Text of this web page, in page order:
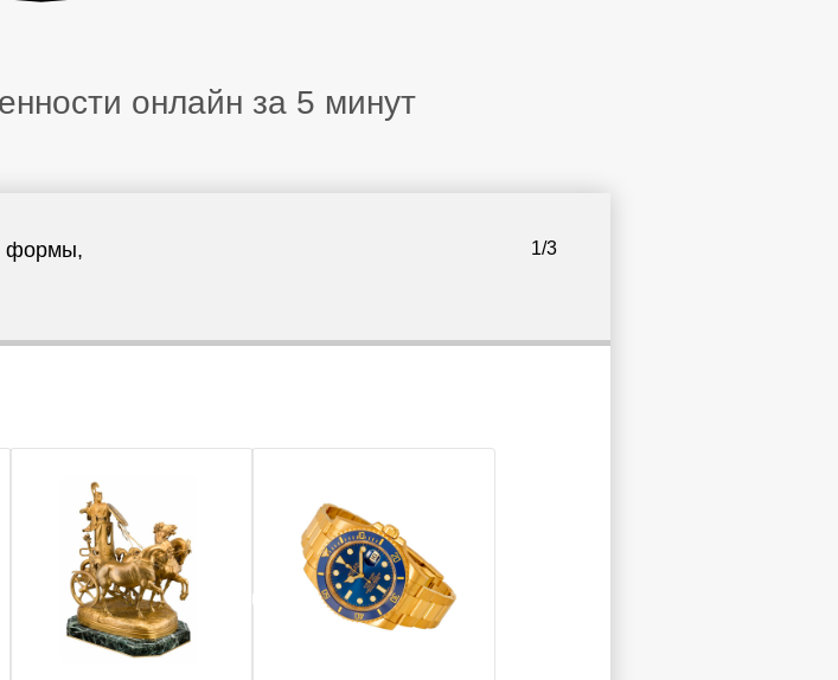
онлайн за 5 минут
формы,
1/3